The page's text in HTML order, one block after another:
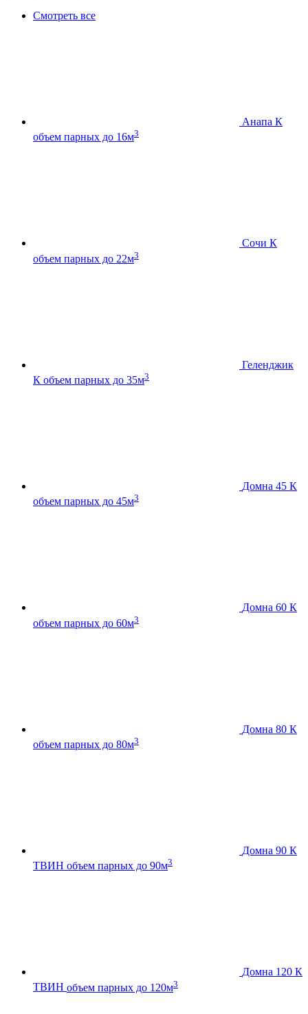
Смотреть все
Анапа К
объем парных до 16м3
Сочи К
объем парных до 22м3
Геленджик
К объем парных до 35м3
Домна 45 К
объем парных до 45м3
Домна 60 К
объем парных до 60м3
Домна 80 К
объем парных до 80м3
Домна 90 К
ТВИН объем парных до 90м3
Домна 120 К
ТВИН объем парных до 120м3